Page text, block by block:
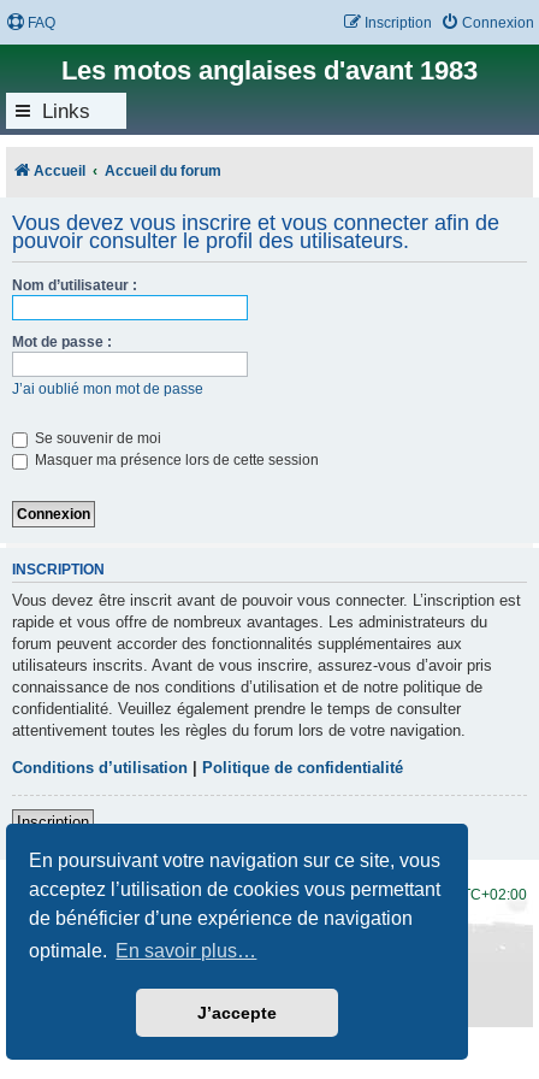
En poursuivant votre navigation sur ce site, vous
acceptez l’utilisation de cookies vous permettant
de bénéficier d’une expérience de navigation
optimale. En savoir plus…
J’accepte
FAQ Connexion
Inscription
Les motos anglaises d'avant 1983
Links
Accueil Accueil du forum
Vous devez vous inscrire et vous connecter afin de
pouvoir consulter le profil des utilisateurs.
Nom d’utilisateur :
Mot de passe :
J’ai oublié mon mot de passe
Se souvenir de moi
Masquer ma présence lors de cette session
INSCRIPTION
Vous devez être inscrit avant de pouvoir vous connecter. L’inscription est
rapide et vous offre de nombreux avantages. Les administrateurs du
forum peuvent accorder des fonctionnalités supplémentaires aux
utilisateurs inscrits. Avant de vous inscrire, assurez-vous d’avoir pris
connaissance de nos conditions d’utilisation et de notre politique de
confidentialité. Veuillez également prendre le temps de consulter
attentivement toutes les règles du forum lors de votre navigation.
Conditions d’utilisation Politique de confidentialité
Inscription
Accueil du forum Fuseau horaire sur UTC+02:00
Traduction française officielle
Confidentialité